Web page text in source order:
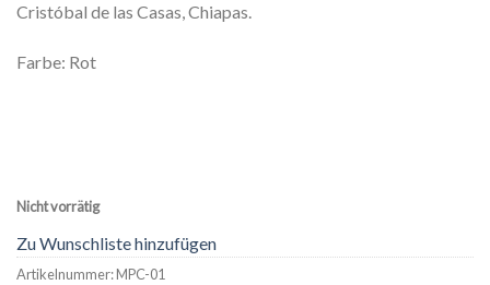
Cristóbal de las Casas, Chiapas.
Farbe: Rot
Nicht vorrätig
Zu Wunschliste hinzufügen
Artikelnummer:MPC-01